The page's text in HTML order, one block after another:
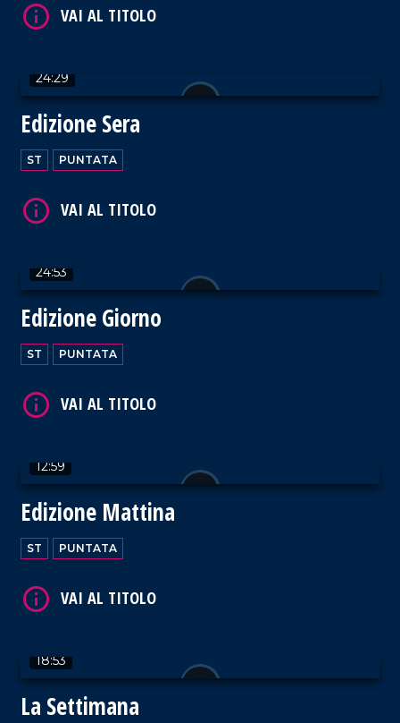
24:29
Edizione Sera
ST PUNTATA
24:53
Edizione Giorno
ST PUNTATA
12:59
Edizione Mattina
ST PUNTATA
18:53
La Settimana
VAI AL TITOLO
VAI AL TITOLO
VAI AL TITOLO
VAI AL TITOLO